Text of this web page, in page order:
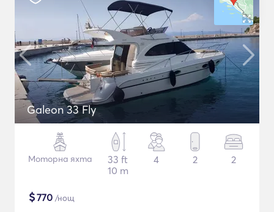
Galeon 33 Fly
Моторна яхта
33 ft
10 m
4 2 2
$770 /нощ